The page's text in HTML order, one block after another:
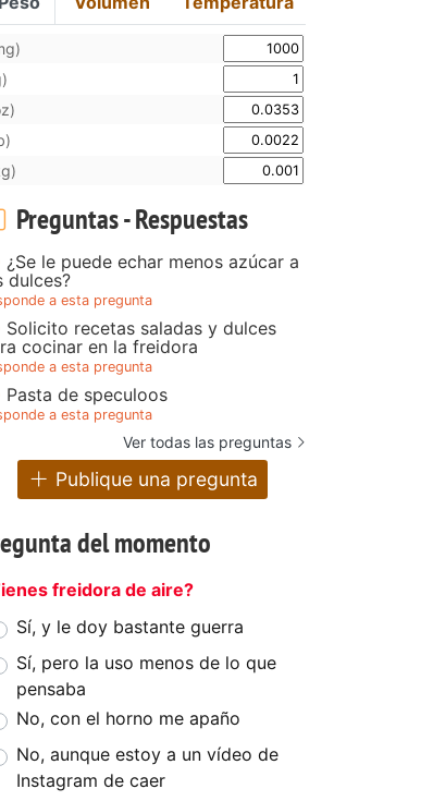
Preguntas - Respuestas
le puede echar menos azúcar a
dulces?
a esta pregunta
Solicito recetas saladas y dulces
cocinar en la freidora
a esta pregunta
Pasta de speculoos
a esta pregunta
Ver todas las preguntas
Publique una pregunta
del momento
freidora de aire?
Sí, y le doy bastante guerra
Sí, pero la uso menos de lo que
pensaba
No, con el horno me apaño
No, aunque estoy a un vídeo de
Instagram de caer